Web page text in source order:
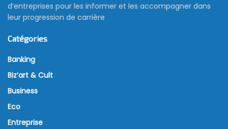
d’entreprises pour les informer et les accompagner dans
leur progression de carrière
Catégories
Banking
Biz’art & Cult
Business
Eco
Entreprise